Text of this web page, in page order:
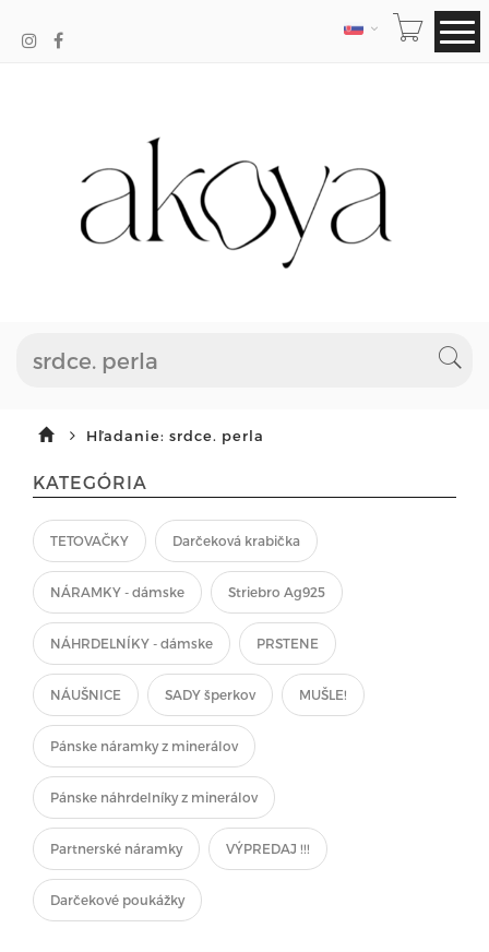
JAZYK
Hľadanie: srdce. perla
KATEGÓRIA
TETOVAČKY Darčeková krabička
NÁRAMKY - dámske Striebro Ag925
NÁHRDELNÍKY - dámske PRSTENE
NÁUŠNICE SADY šperkov MUŠLE!
Pánske náramky z minerálov
Pánske náhrdelníky z minerálov
Partnerské náramky VÝPREDAJ !!!
Darčekové poukážky